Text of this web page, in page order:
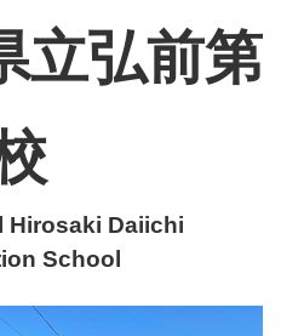
立弘前第
Daiichi
School